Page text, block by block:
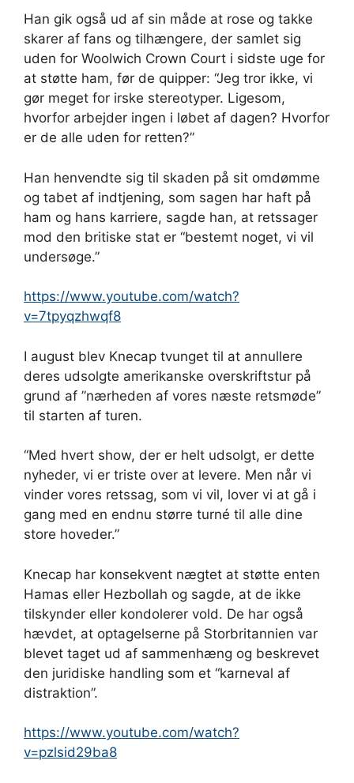
Han gik også ud af sin måde at rose og takke
skarer af fans og tilhængere, der samlet sig
uden for Woolwich Crown Court i sidste uge for
at støtte ham, før de quipper: “Jeg tror ikke, vi
gør meget for irske stereotyper. Ligesom,
hvorfor arbejder ingen i løbet af dagen? Hvorfor
er de alle uden for retten?”
Han henvendte sig til skaden på sit omdømme
og tabet af indtjening, som sagen har haft på
ham og hans karriere, sagde han, at retssager
mod den britiske stat er “bestemt noget, vi vil
undersøge.”
https://www.youtube.com/watch?
v=7tpyqzhwqf8
I august blev Knecap tvunget til at annullere
deres udsolgte amerikanske overskriftstur på
grund af ”nærheden af ​​vores næste retsmøde”
til starten af ​​turen.
“Med hvert show, der er helt udsolgt, er dette
nyheder, vi er triste over at levere. Men når vi
vinder vores retssag, som vi vil, lover vi at gå i
gang med en endnu større turné til alle dine
store hoveder.”
Knecap har konsekvent nægtet at støtte enten
Hamas eller Hezbollah og sagde, at de ikke
tilskynder eller kondolerer vold. De har også
hævdet, at optagelserne på Storbritannien var
blevet taget ud af sammenhæng og beskrevet
den juridiske handling som et “karneval af
distraktion”.
https://www.youtube.com/watch?
v=pzlsid29ba8